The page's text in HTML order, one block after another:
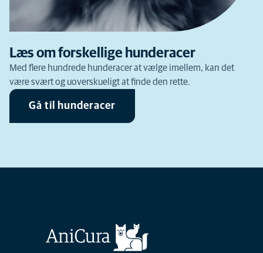
Læs om forskellige hunderacer
Med flere hundrede hunderacer at vælge imellem, kan det
være svært og uoverskueligt at finde den rette.
Gå til hunderacer